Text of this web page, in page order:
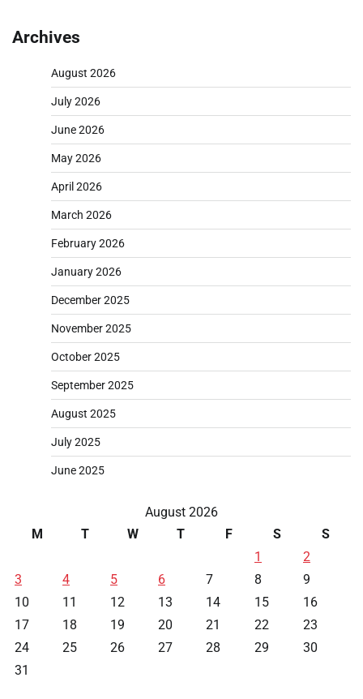
Archives
August 2026
July 2026
June 2026
May 2026
April 2026
March 2026
February 2026
January 2026
December 2025
November 2025
October 2025
September 2025
August 2025
July 2025
June 2025
August 2026
M
T W T F S
S
1
2
3
4 5 6 7 8
9
10
11 12 13 14 15
16
17
18 19 20 21 22
23
24
25 26 27 28 29
30
31